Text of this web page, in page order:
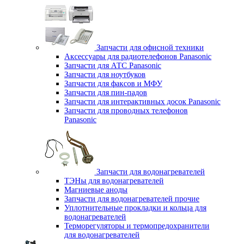
Запчасти для офисной техники
Аксессуары для радиотелефонов Panasonic
Запчасти для АТС Panasonic
Запчасти для ноутбуков
Запчасти для факсов и МФУ
Запчасти для пин-падов
Запчасти для интерактивных досок Panasonic
Запчасти для проводных телефонов
Panasonic
Запчасти для водонагревателей
ТЭНы для водонагревателей
Магниевые аноды
Запчасти для водонагревателей прочие
Уплотнительные прокладки и кольца для
водонагревателей
Терморегуляторы и термопредохранители
для водонагревателей